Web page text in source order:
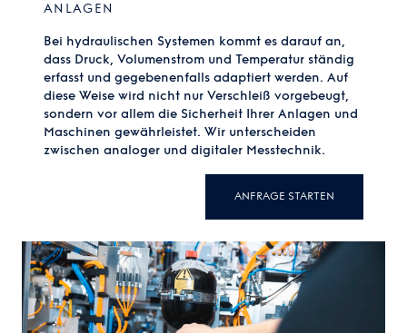
ANLAGEN
Bei hydraulischen Systemen kommt es darauf an,
dass Druck, Volumenstrom und Temperatur ständig
erfasst und gegebenenfalls adaptiert werden. Auf
diese Weise wird nicht nur Verschleiß vorgebeugt,
sondern vor allem die Sicherheit Ihrer Anlagen und
Maschinen gewährleistet. Wir unterscheiden
zwischen analoger und digitaler Messtechnik.
ANFRAGE STARTEN